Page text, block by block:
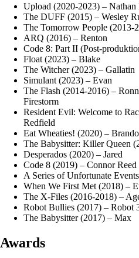
Upload (2020-2023) –
The DUFF (2015) – Wesley
The Tomorrow People (2013-
ARQ (2016) – Renton
Code 8: Part II (Post-
Float (2023) – Blake
The Witcher (2023) – Gallatin
Simulant (2023) – Evan
The Flash (2014-2016) –
Firestorm
Resident Evil: Welcome to
Redfield
Eat Wheaties! (2020) –
The Babysitter: Killer Queen
Desperados (2020) – Jared
Code 8 (2019) – Connor Reed
A Series of Unfortunate
When We First Met (2018) –
The X-Files (2016-2018) –
Robot Bullies (2017) – Robot
The Babysitter (2017) – Max
Awards